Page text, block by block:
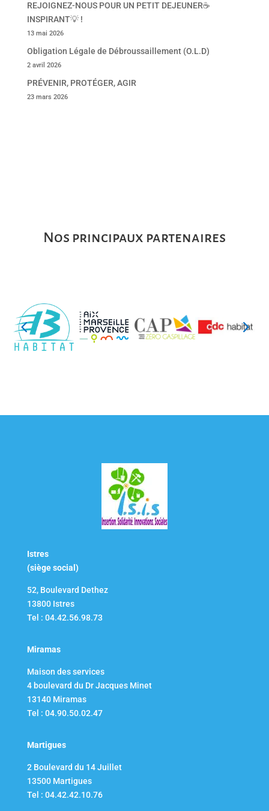
REJOIGNEZ-NOUS POUR UN PETIT DEJEUNER☕
INSPIRANT💡 !
13 mai 2026
Obligation Légale de Débroussaillement (O.L.D)
2 avril 2026
PRÉVENIR, PROTÉGER, AGIR
23 mars 2026
Nos principaux partenaires
Istres
(siège social)
52, Boulevard Dethez
13800 Istres
Tel : 04.42.56.98.73
Miramas
Maison des services
4 boulevard du Dr Jacques Minet
13140 Miramas
Tel : 04.90.50.02.47
Martigues
2 Boulevard du 14 Juillet​
13500 Martigues
Tel : 04.42.42.10.76